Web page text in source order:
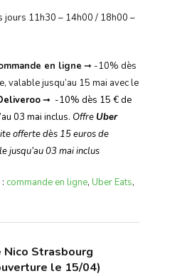
jours 11h30 – 14h00 / 18h00 –
en ligne ➞ -10% dès
valable jusqu’au 15 mai avec le
➞ -10% dès 15 € de
03 mai inclus. Offre Uber
offerte dès 15 euros de
jusqu’au 03 mai inclus
commande en ligne, Uber Eats,
Nico Strasbourg
le 15/04)